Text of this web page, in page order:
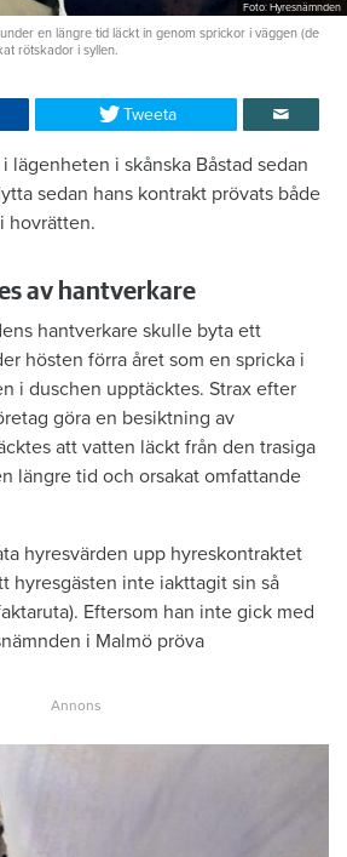
Foto: Hyresnämnden
en längre tid läckt in genom sprickor i väggen (de
rötskador i syllen.
Tweeta
lägenheten i skånska Båstad sedan
sedan hans kontrakt prövats både
hovrätten.
av hantverkare
hantverkare skulle byta ett
hösten förra året som en spricka i
i duschen upptäcktes. Strax efter
göra en besiktning av
att vatten läckt från den trasiga
längre tid och orsakat omfattande
hyresvärden upp hyreskontraktet
hyresgästen inte iakttagit sin så
Eftersom han inte gick med
i Malmö pröva